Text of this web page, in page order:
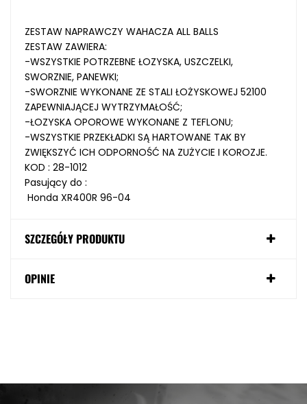
ZESTAW NAPRAWCZY WAHACZA ALL BALLS
ZESTAW ZAWIERA:
-WSZYSTKIE POTRZEBNE ŁOZYSKA, USZCZELKI,
SWORZNIE, PANEWKI;
-SWORZNIE WYKONANE ZE STALI ŁOŻYSKOWEJ 52100
ZAPEWNIAJĄCEJ WYTRZYMAŁOŚĆ;
-ŁOZYSKA OPOROWE WYKONANE Z TEFLONU;
-WSZYSTKIE PRZEKŁADKI SĄ HARTOWANE TAK BY
ZWIĘKSZYĆ ICH ODPORNOŚĆ NA ZUŻYCIE I KOROZJE.
KOD : 28-1012
Pasujący do :
Honda XR400R 96-04
SZCZEGÓŁY PRODUKTU
OPINIE